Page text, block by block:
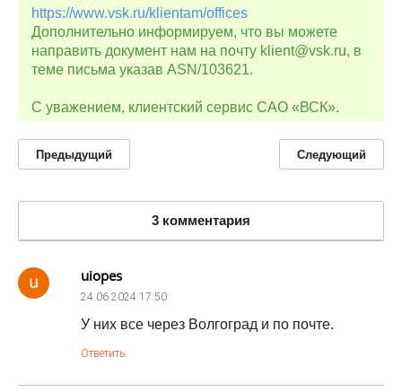
https://www.vsk.ru/klientam/offices
Дополнительно информируем, что вы можете
направить документ нам на почту klient@vsk.ru, в
теме письма указав ASN/103621.
С уважением, клиентский сервис САО «ВСК».
Предыдущий Следующий
3 комментария
uiopes
24.06.2024 17:50
У них все через Волгоград и по почте.
Ответить